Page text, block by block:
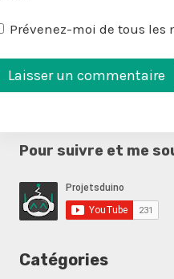
Prévenez-moi de tous
Pour suivre et me
Catégories